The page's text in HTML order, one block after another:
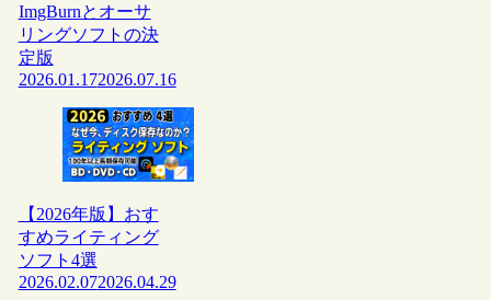
ImgBurnとオーサ
リングソフトの決
定版
2026.01.172026.07.16
【2026年版】おす
すめライティング
ソフト4選
2026.02.072026.04.29